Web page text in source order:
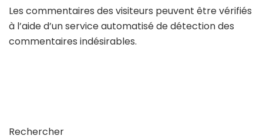
Les commentaires des visiteurs peuvent être vérifiés
à l’aide d’un service automatisé de détection des
commentaires indésirables.
Rechercher